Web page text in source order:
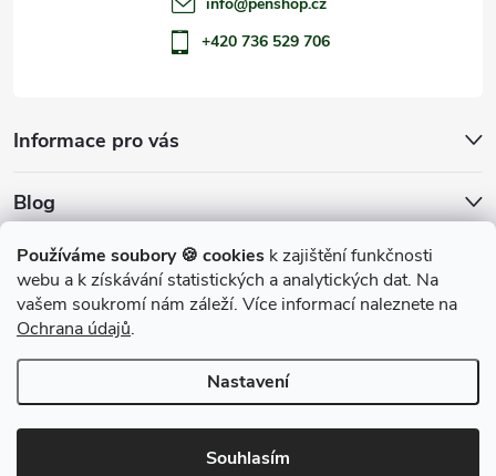
Používáme soubory 🍪 cookies k zajištění funkčnosti
webu a k získávání statistických a analytických dat. Na
vašem soukromí nám záleží. Více informací naleznete na
Ochrana údajů.
Nastavení
Souhlasím
Informace pro vás
Blog
Archiv
Přijímáme online platby
+420 736 529 706
Copyright 2026penShop. Všechna práva vyhrazena.